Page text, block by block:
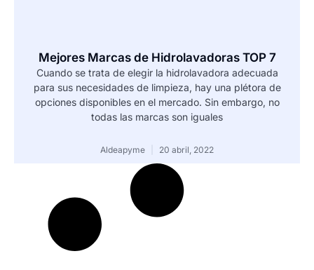
Mejores Marcas de Hidrolavadoras TOP 7
Cuando se trata de elegir la hidrolavadora adecuada
para sus necesidades de limpieza, hay una plétora de
opciones disponibles en el mercado. Sin embargo, no
todas las marcas son iguales
Aldeapyme 20 abril, 2022